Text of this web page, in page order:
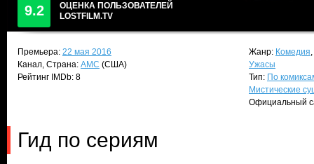
9.2
ОЦЕНКА ПОЛЬЗОВАТЕЛЕЙ
LOSTFILM.TV
Премьера: 22 мая 2016
Канал, Страна: AMC (США)
Рейтинг IMDb: 8
Жанр: Комедия,
Ужасы
Тип: По
Мистические
Официальный
Гид по сериям